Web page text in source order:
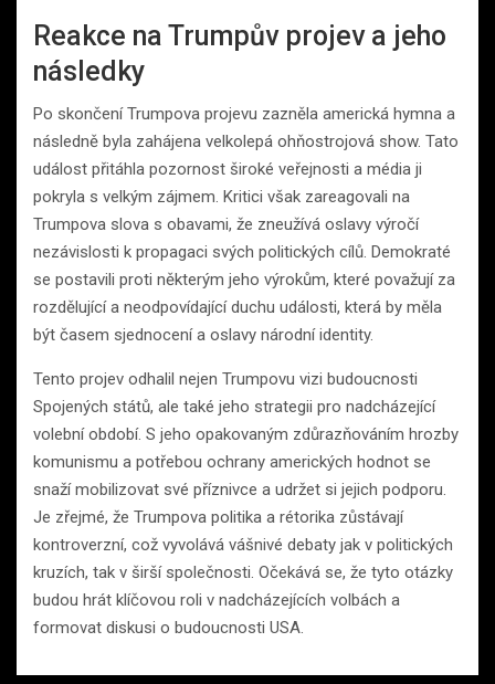
Reakce na Trumpův projev a jeho
následky
Po skončení Trumpova projevu zazněla americká hymna a
následně byla zahájena velkolepá ohňostrojová show. Tato
událost přitáhla pozornost široké veřejnosti a média ji
pokryla s velkým zájmem. Kritici však zareagovali na
Trumpova slova s obavami, že zneužívá oslavy výročí
nezávislosti k propagaci svých politických cílů. Demokraté
se postavili proti některým jeho výrokům, které považují za
rozdělující a neodpovídající duchu události, která by měla
být časem sjednocení a oslavy národní identity.
Tento projev odhalil nejen Trumpovu vizi budoucnosti
Spojených států, ale také jeho strategii pro nadcházející
volební období. S jeho opakovaným zdůrazňováním hrozby
komunismu a potřebou ochrany amerických hodnot se
snaží mobilizovat své příznivce a udržet si jejich podporu.
Je zřejmé, že Trumpova politika a rétorika zůstávají
kontroverzní, což vyvolává vášnivé debaty jak v politických
kruzích, tak v širší společnosti. Očekává se, že tyto otázky
budou hrát klíčovou roli v nadcházejících volbách a
formovat diskusi o budoucnosti USA.